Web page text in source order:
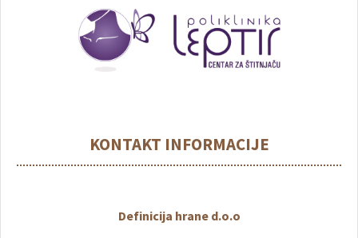
KONTAKT INFORMACIJE
Definicija hrane d.o.o